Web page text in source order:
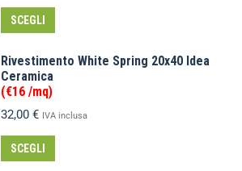
SCEGLI
Rivestimento White Spring 20x40 Idea
Ceramica
(€16 /mq)
32,00 € IVA inclusa
SCEGLI